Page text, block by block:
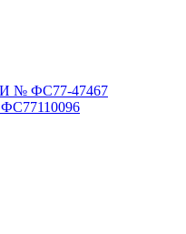
№ ФС77-47467